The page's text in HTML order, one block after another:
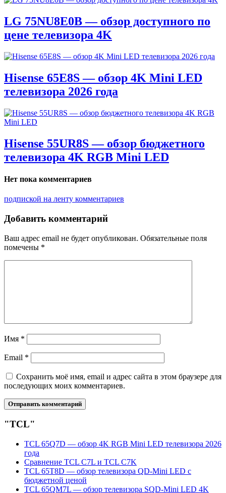
LG 75NU8E0B — обзор доступного по
цене телевизора 4K
Hisense 65E8S — обзор 4K Mini LED
телевизора 2026 года
Hisense 55UR8S — обзор бюджетного
телевизора 4K RGB Mini LED
Нет пока комментариев
подпиской на ленту комментариев
Добавить комментарий
Ваш адрес email не будет опубликован. Обязательные поля
помечены *
Имя *
Email *
Сохранить моё имя, email и адрес сайта в этом браузере для
последующих моих комментариев.
"TCL"
TCL 65Q7D — обзор 4K RGB Mini LED телевизора 2026
года
Сравнение TCL C7L и TCL C7K
TCL 65T8D — обзор телевизора QD-Mini LED с
бюджетной ценой
TCL 65QM7L — обзор телевизора SQD-Mini LED 4K